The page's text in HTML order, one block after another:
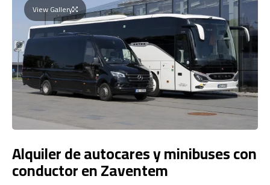
View Gallery
Alquiler de autocares y minibuses con
conductor en Zaventem